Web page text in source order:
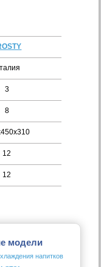
3
8
12
12
модели